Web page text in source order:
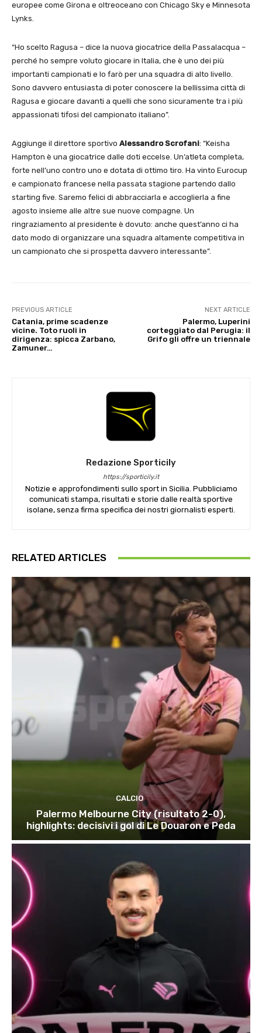
europee come Girona e oltreoceano con Chicago Sky e Minnesota
Lynks.
“Ho scelto Ragusa – dice la nuova giocatrice della Passalacqua –
perché ho sempre voluto giocare in Italia, che è uno dei più
importanti campionati e lo farò per una squadra di alto livello.
Sono davvero entusiasta di poter conoscere la bellissima città di
Ragusa e giocare davanti a quelli che sono sicuramente tra i più
appassionati tifosi del campionato italiano”.
Aggiunge il direttore sportivo Alessandro Scrofani: “Keisha
Hampton è una giocatrice dalle doti eccelse. Un’atleta completa,
forte nell’uno contro uno e dotata di ottimo tiro. Ha vinto Eurocup
e campionato francese nella passata stagione partendo dallo
starting five. Saremo felici di abbracciarla e accoglierla a fine
agosto insieme alle altre sue nuove compagne. Un
ringraziamento al presidente è dovuto: anche quest’anno ci ha
dato modo di organizzare una squadra altamente competitiva in
un campionato che si prospetta davvero interessante”.
PREVIOUS ARTICLE
Catania, prime scadenze
vicine. Toto ruoli in
dirigenza: spicca Zarbano,
Zamuner…
NEXT ARTICLE
Palermo, Luperini
corteggiato dal Perugia: il
Grifo gli offre un triennale
Redazione Sporticily
https://sporticily.it
Notizie e approfondimenti sullo sport in Sicilia. Pubbliciamo
comunicati stampa, risultati e storie dalle realtà sportive
isolane, senza firma specifica dei nostri giornalisti esperti.
RELATED ARTICLES
CALCIO
Palermo Melbourne City (risultato 2-0),
highlights: decisivi i gol di Le Douaron e Peda